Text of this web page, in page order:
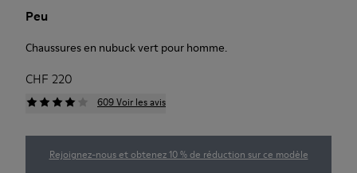
Peu
Chaussures en nubuck vert pour homme.
CHF 220
609 Voir les avis
Rejoignez-nous et obtenez 10 % de réduction sur ce modèle